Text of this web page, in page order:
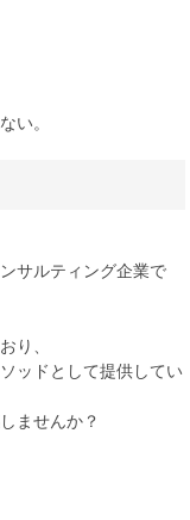
い。
サルティング企業で
り、
ッドとして提供してい
ませんか？